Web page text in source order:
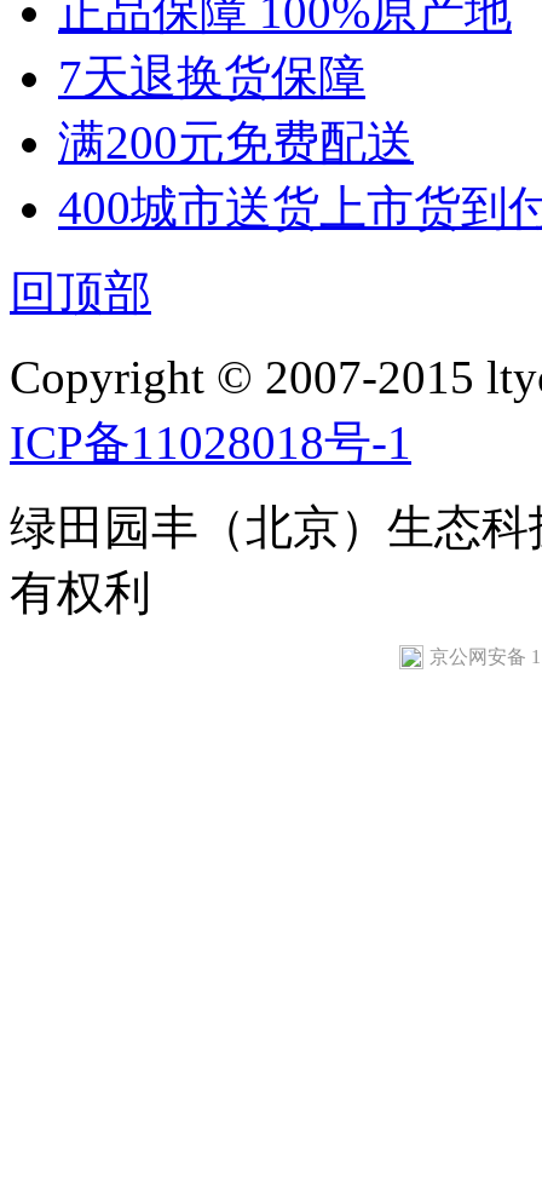
正品保障 100%原产地
7天退换货保障
满200元免费配送
400城市送货上市货到
回顶部
Copyright © 2007-2015
ICP备11028018号-1
绿田园丰（北京）生态
有权利
京公网安备